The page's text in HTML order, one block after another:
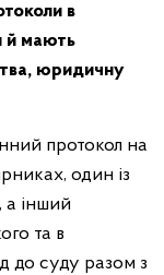
в
й мають
юридичну
протокол на
один із
а інший
та в
до суду разом з